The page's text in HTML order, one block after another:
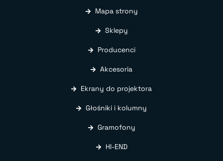
Mapa strony
Sklepy
Producenci
Akcesoria
Ekrany do projektora
Głośniki i kolumny
Gramofony
HI-END